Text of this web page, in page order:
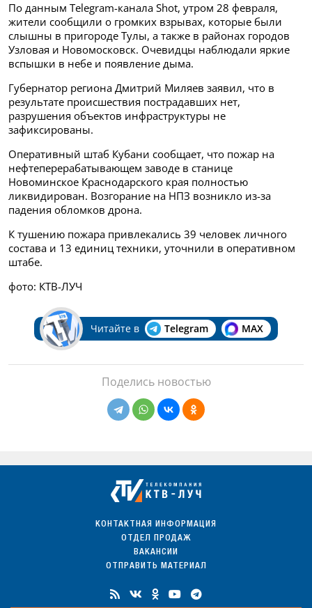
По данным Telegram-канала Shot, утром 28 февраля,
жители сообщили о громких взрывах, которые были
слышны в пригороде Тулы, а также в районах городов
Узловая и Новомосковск. Очевидцы наблюдали яркие
вспышки в небе и появление дыма.
Губернатор региона Дмитрий Миляев заявил, что в
результате происшествия пострадавших нет,
разрушения объектов инфраструктуры не
зафиксированы.
Оперативный штаб Кубани сообщает, что пожар на
нефтеперерабатывающем заводе в станице
Новоминское Краснодарского края полностью
ликвидирован. Возгорание на НПЗ возникло из-за
падения обломков дрона.
К тушению пожара привлекались 39 человек личного
состава и 13 единиц техники, уточнили в оперативном
штабе.
фото: КТВ-ЛУЧ
Читайте в Telegram MAX
Поделись новостью
КОНТАКТНАЯ ИНФОРМАЦИЯ
ОТДЕЛ ПРОДАЖ
ВАКАНСИИ
ОТПРАВИТЬ МАТЕРИАЛ